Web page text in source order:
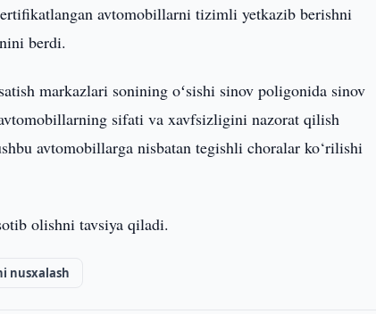
avtomobillarni tizimli yetkazib berishni
berdi.
markazlari sonining oʻsishi sinov poligonida sinov
sifati va xavfsizligini nazorat qilish
avtomobillarga nisbatan tegishli choralar ko‘rilishi
olishni tavsiya qiladi.
nusxalash